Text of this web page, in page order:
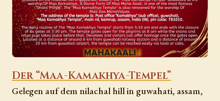
Der “Maa-Kamakhya-Tempel”
Gelegen auf dem nilachal hill in guwahati, assam,